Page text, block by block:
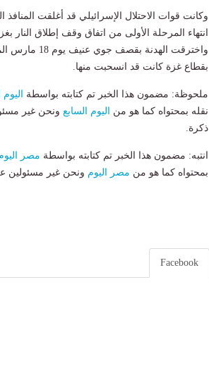
انتهاء المرحلة الأولى من اتفاق وقف إطلاق النار
واخترقت
بقطاع غزة كانت قد انسحبت منها.
ملحوظة: مضمون هذا الخبر تم كتابته بواسطة
نقله بمحتواه كما هو من
اليوم السابع ونحن غير
ذكرة.
انتبه: مضمون هذا الخبر تم كتابته بواسطة مصر
بمحتواه كما هو من مصر اليوم ونحن غير مسئولين
Facebook